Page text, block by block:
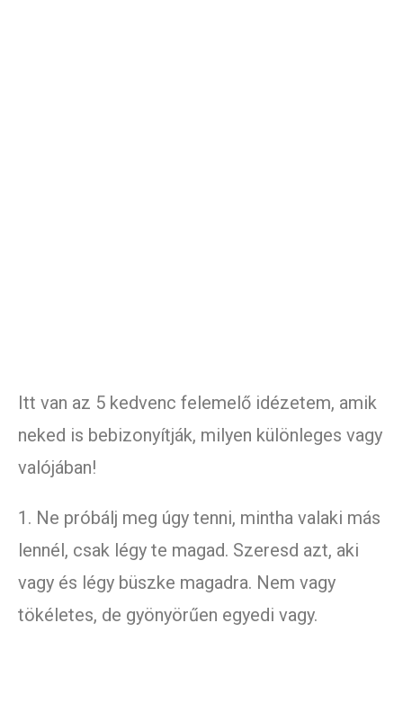
Itt van az 5 kedvenc felemelő idézetem, amik
neked is bebizonyítják, milyen különleges vagy
valójában!
1. Ne próbálj meg úgy tenni, mintha valaki más
lennél, csak légy te magad. Szeresd azt, aki
vagy és légy büszke magadra. Nem vagy
tökéletes, de gyönyörűen egyedi vagy.